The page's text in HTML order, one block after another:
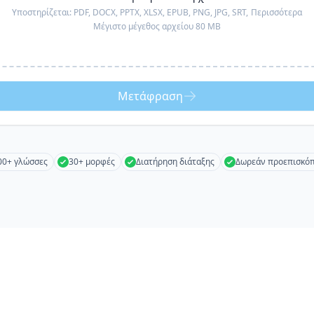
Υποστηρίζεται: PDF, DOCX, PPTX, XLSX, EPUB, PNG, JPG, SRT, Περισσότερα
Μέγιστο μέγεθος αρχείου 80 MB
Μετάφραση
γλώσσες 30+ μορφές Διατήρηση διάταξης Δωρεάν